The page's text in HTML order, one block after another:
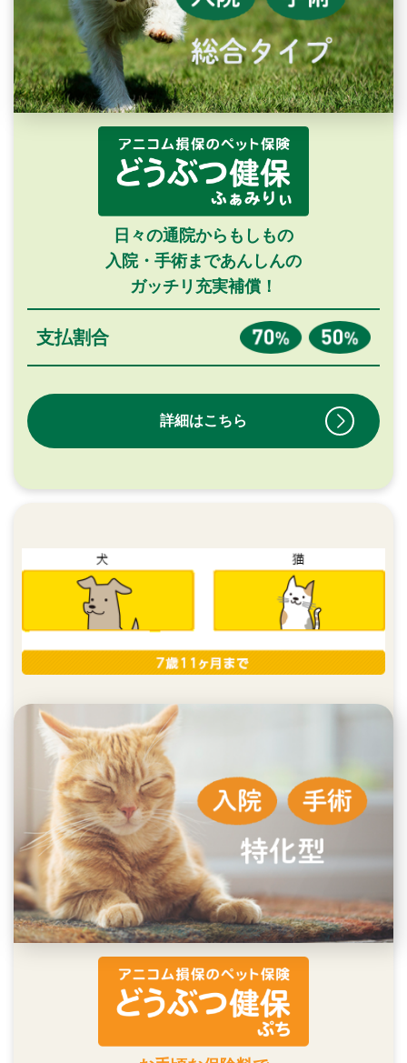
日々の通院からもしもの
入院・手術まであんしんの
ガッチリ充実補償！
支払割合
詳細はこちら